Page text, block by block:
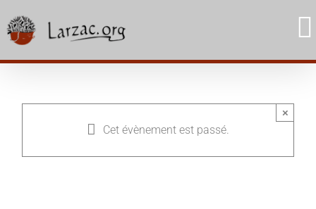
to
content
Cet évènement est passé.
×